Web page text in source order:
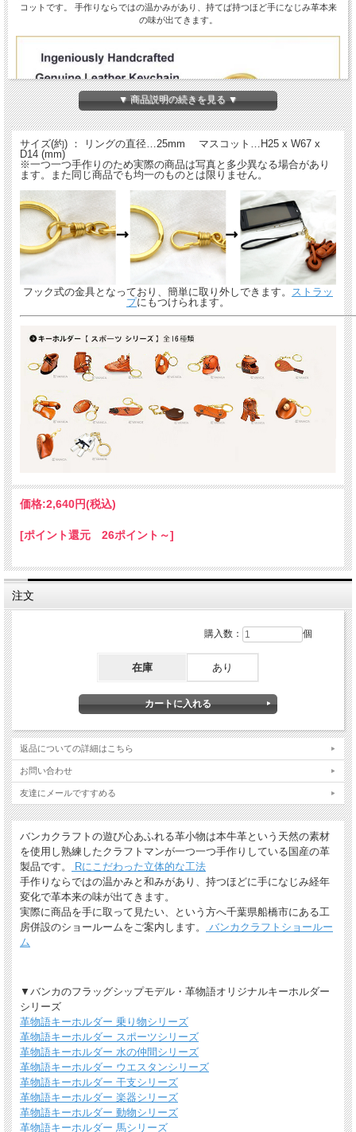
コットです。 手作りならではの温かみがあり、持てば持つほど手になじみ革本来
の味が出てきます。
名入れについて
全商品無料で焼きペンで名入れいたします。
（注意！）
・メガネ小物スタンドのみ15文字まで
・ご注文後の名入れの追加・変更、また返品は不可
ギフトラッピングについて
全商品無料で簡易ラッピングの上お送りしております。
ります。
※ 写真は一例です。ラッピング材等は予告なく変更となる場合があります。
＊ 詳しくはこちらから
*有料ラッピング（M)
キーホルダーなど小さい品物はギフト袋にお入れして本革製のチャームをお付けし
ます。
*無料簡易ラッピング
通常のご購入でも、簡易ラッピング（透明の袋の上に金色のギフトシール付き）い
たします。
▼ 商品説明の続きを見る ▼
サイズ(約) ： リングの直径…25mm マスコット…H25 x W67 x
D14 (mm)
※一つ一つ手作りのため実際の商品は写真と多少異なる場合があり
ます。また同じ商品でも均一のものとは限りません。
フック式の金具となっており、簡単に取り外しできます。
ストラッ
プにもつけられます。
価格:2,640円(税込)
[ポイント還元 26ポイント～]
注文
購入数： 個
在庫 あり
返品についての詳細はこちら
お問い合わせ
友達にメールですすめる
バンカクラフトの遊び心あふれる革小物は本牛革という天然の素材
を使用し熟練したクラフトマンが一つ一つ手作りしている国産の革
製品です。
Rにこだわった立体的な工法
手作りならではの温かみと和みがあり、持つほどに手になじみ経年
変化で革本来の味が出てきます。
実際に商品を手に取って見たい、という方へ千葉県船橋市にある工
房併設のショールームをご案内します。
バンカクラフトショールー
ム
▼バンカのフラッグシップモデル・革物語オリジナルキーホルダー
シリーズ
革物語キーホルダー 乗り物シリーズ
革物語キーホルダー スポーツシリーズ
革物語キーホルダー 水の仲間シリーズ
革物語キーホルダー ウエスタンシリーズ
革物語キーホルダー 干支シリーズ
革物語キーホルダー 楽器シリーズ
革物語キーホルダー 動物シリーズ
革物語キーホルダー 馬シリーズ